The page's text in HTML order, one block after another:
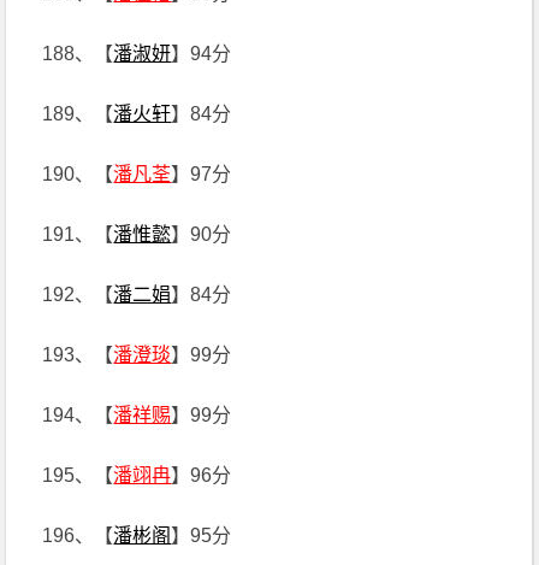
188、【潘淑妍】94分
189、【潘火轩】84分
190、【潘凡荃】97分
191、【潘惟懿】90分
192、【潘二娟】84分
193、【潘澄琰】99分
194、【潘祥赐】99分
195、【潘翊冉】96分
196、【潘彬阁 】95分